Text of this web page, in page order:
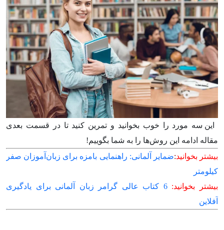
این سه مورد را خوب بخوانید و تمرین کنید تا در قسمت بعدی
مقاله ادامه این روش‌­ها را به شما بگوییم!
بیشتر بخوانید:ضمایر آلمانی:‌ راهنمایی بامزه برای زبان‌آموزان صفر
کیلومتر
بیشتر بخوانید:
6 کتاب عالی گرامر زبان آلمانی برای یادگیری
آفلاین